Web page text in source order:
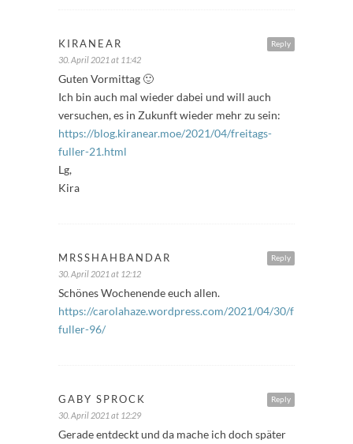
Reply
KIRANEAR
30. April 2021 at 11:42
Guten Vormittag 🙂
Ich bin auch mal wieder dabei und will auch
versuchen, es in Zukunft wieder mehr zu sein:
https://blog.kiranear.moe/2021/04/freitags-
fuller-21.html
Lg,
Kira
Reply
MRSSHAHBANDAR
30. April 2021 at 12:12
Schönes Wochenende euch allen.
https://carolahaze.wordpress.com/2021/04/30/freitags-
fuller-96/
Reply
GABY SPROCK
30. April 2021 at 12:29
Gerade entdeckt und da mache ich doch später